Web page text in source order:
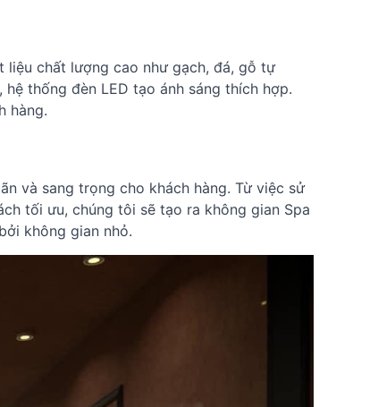
liệu chất lượng cao như gạch, đá, gỗ tự
thống đèn LED tạo ánh sáng thích hợp.
hàng.
và sang trọng cho khách hàng. Từ việc sử
tối ưu, chúng tôi sẽ tạo ra không gian Spa
không gian nhỏ.